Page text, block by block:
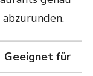
Geeignet für